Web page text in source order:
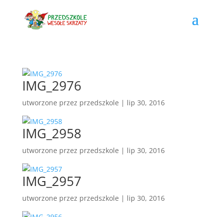
IMG_2976
utworzone przez przedszkole | lip 30, 2016
IMG_2958
utworzone przez przedszkole | lip 30, 2016
IMG_2957
utworzone przez przedszkole | lip 30, 2016